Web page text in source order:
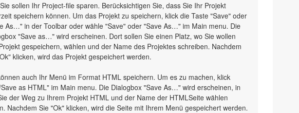
sollen Ihr Project-file sparen. Berücksichtigen Sie, dass Sie Ihr Projekt
speichern können. Um das Projekt zu speichern, klick die Taste "Save" oder
As…" in der Toolbar oder wähle "Save" oder "Save As…" im Main menu. Die
"Save as…" wird erscheinen. Dort sollen Sie einen Platz, wo Sie wollen
gespeichern, wählen und der Name des Projektes schreiben. Nachdem
klicken, wird das Projekt gespeichert werden.
auch Ihr Menü im Format HTML speichern. Um es zu machen, klick
as HTML" im Main menu. Die Dialogbox "Save As…" wird erscheinen, in
der Weg zu Ihrem Projekt HTML und der Name der HTMLSeite wählen
Nachdem Sie "Ok" klicken, wird die Seite mit Ihrem Menü gespeichert werden.